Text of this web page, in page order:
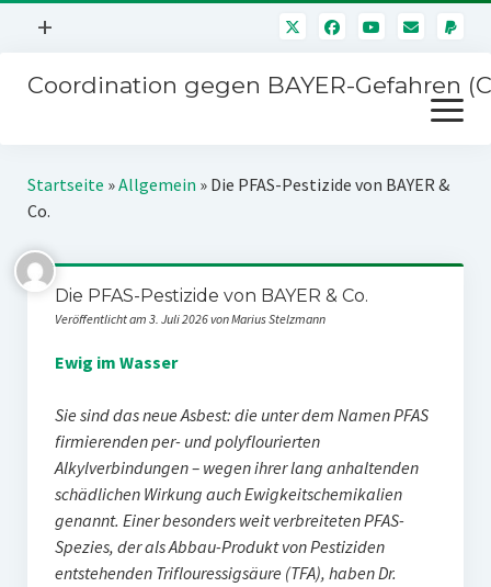
Menü
+
Mitmachen
Über uns
Kontakt
Impressum
Coordination gegen BAYER-Gefahren
Menü
öffnen
Kampagnen
Stichwort BAYER
Jahrestagung
SPENDEN
Startseite »Allgemein » Die PFAS-Pestizide von BAYER &
Co.
Die PFAS-Pestizide von BAYER & Co.
Veröffentlicht am 3. Juli 2026 von Marius Stelzmann
Ewig im Wasser
Sie sind das neue Asbest: die unter dem Namen PFAS
firmierenden per- und polyflourierten
Alkylverbindungen – wegen ihrer lang anhaltenden
schädlichen Wirkung auch Ewigkeitschemikalien
genannt. Einer besonders weit verbreiteten PFAS-
Spezies, der als Abbau-Produkt von Pestiziden
entstehenden Triflouressigsäure (TFA), haben Dr.